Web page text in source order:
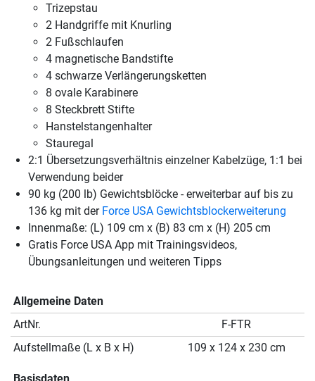
Trizepstau
2 Handgriffe mit Knurling
2 Fußschlaufen
4 magnetische Bandstifte
4 schwarze Verlängerungsketten
8 ovale Karabinere
8 Steckbrett Stifte
Hanstelstangenhalter
Stauregal
2:1 Übersetzungsverhältnis einzelner Kabelzüge, 1:1 bei
Verwendung beider
90 kg (200 lb) Gewichtsblöcke - erweiterbar auf bis zu
136 kg mit der Force USA Gewichtsblockerweiterung
Innenmaße: (L) 109 cm x (B) 83 cm x (H) 205 cm
Gratis Force USA App mit Trainingsvideos,
Übungsanleitungen und weiteren Tipps
Allgemeine Daten
ArtNr.
F-FTR
Aufstellmaße (L x B x H)
109 x 124 x 230 cm
Basisdaten